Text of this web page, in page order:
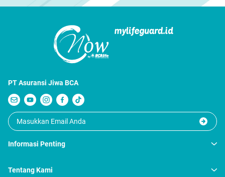
PT Asuransi Jiwa BCA
Informasi Penting
Tentang Kami